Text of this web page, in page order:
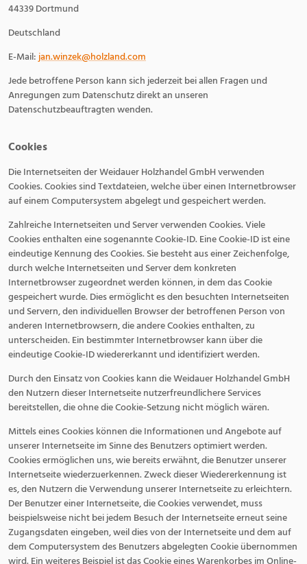
44339 Dortmund
Deutschland
E-Mail:jan.winzek@holzland.com
Jede betroffene Person kann sich jederzeit bei allen Fragen und
Anregungen zum Datenschutz direkt an unseren
Datenschutzbeauftragten wenden.
Cookies
Die Internetseiten der Weidauer Holzhandel GmbH verwenden
Cookies. Cookies sind Textdateien, welche über einen Internetbrowser
auf einem Computersystem abgelegt und gespeichert werden.
Zahlreiche Internetseiten und Server verwenden Cookies. Viele
Cookies enthalten eine sogenannte Cookie-ID. Eine Cookie-ID ist eine
eindeutige Kennung des Cookies. Sie besteht aus einer Zeichenfolge,
durch welche Internetseiten und Server dem konkreten
Internetbrowser zugeordnet werden können, in dem das Cookie
gespeichert wurde. Dies ermöglicht es den besuchten Internetseiten
und Servern, den individuellen Browser der betroffenen Person von
anderen Internetbrowsern, die andere Cookies enthalten, zu
unterscheiden. Ein bestimmter Internetbrowser kann über die
eindeutige Cookie-ID wiedererkannt und identifiziert werden.
Durch den Einsatz von Cookies kann die Weidauer Holzhandel GmbH
den Nutzern dieser Internetseite nutzerfreundlichere Services
bereitstellen, die ohne die Cookie-Setzung nicht möglich wären.
Mittels eines Cookies können die Informationen und Angebote auf
unserer Internetseite im Sinne des Benutzers optimiert werden.
Cookies ermöglichen uns, wie bereits erwähnt, die Benutzer unserer
Internetseite wiederzuerkennen. Zweck dieser Wiedererkennung ist
es, den Nutzern die Verwendung unserer Internetseite zu erleichtern.
Der Benutzer einer Internetseite, die Cookies verwendet, muss
beispielsweise nicht bei jedem Besuch der Internetseite erneut seine
Zugangsdaten eingeben, weil dies von der Internetseite und dem auf
dem Computersystem des Benutzers abgelegten Cookie übernommen